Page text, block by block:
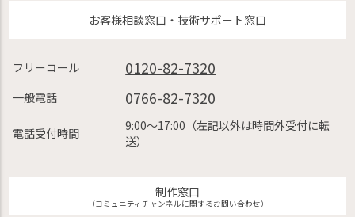
お客様相談窓口・技術サポート窓口
フリーコール 0120-82-7320
一般電話 0766-82-7320
電話受付時間
9:00〜17:00（左記以外は時間外受付に転
送）
制作窓口
（コミュニティチャンネルに関するお問い合わせ）